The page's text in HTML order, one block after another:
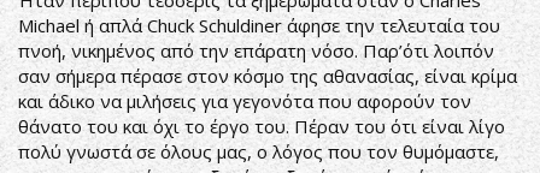
Michael ή απλά Chuck Schuldiner άφησε την τελευταία του
πνοή, νικημένος από την επάρατη νόσο. Παρ’ότι λοιπόν
σαν σήμερα πέρασε στον κόσμο της αθανασίας, είναι κρίμα
και άδικο να μιλήσεις για γεγονότα που αφορούν τον
θάνατο του και όχι το έργο του. Πέραν του ότι είναι λίγο
πολύ γνωστά σε όλους μας, ο λόγος που τον θυμόμαστε,